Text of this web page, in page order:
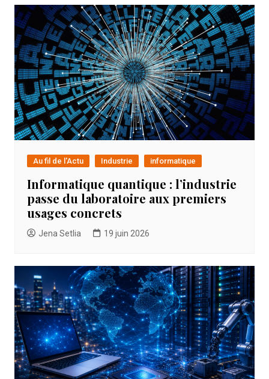
Au fil de l'Actu Industrie informatique
Informatique quantique : l’industrie
passe du laboratoire aux premiers
usages concrets
Jena Setlia 19 juin 2026